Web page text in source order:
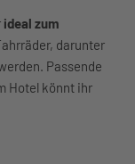
ideal zum
darunter
Passende
Hotel könnt ihr